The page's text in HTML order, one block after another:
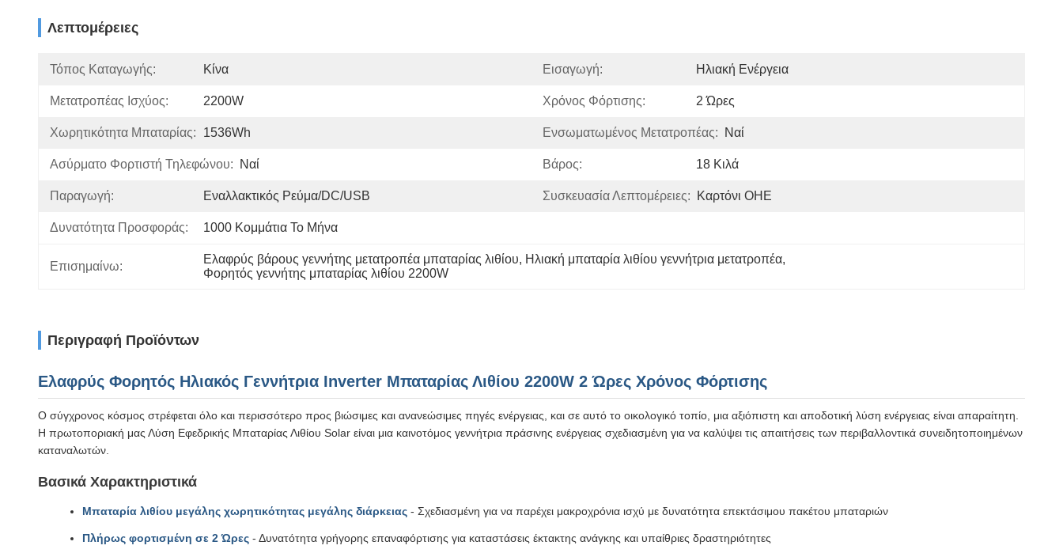
Λεπτομέρειες
Τόπος Καταγωγής: Κίνα Εισαγωγή: Ηλιακή Ενέργεια
Μετατροπέας Ισχύος: 2200W Χρόνος Φόρτισης: 2 Ώρες
Χωρητικότητα Μπαταρίας: 1536Wh Ενσωματωμένος Μετατροπέας: Ναί
Ασύρματο Φορτιστή Τηλεφώνου: Ναί Βάρος: 18 Κιλά
Παραγωγή: Εναλλακτικός Ρεύμα/DC/USB Συσκευασία Λεπτομέρειες: Καρτόνι ΟΗΕ
Δυνατότητα Προσφοράς: 1000 Κομμάτια Το Μήνα
Επισημαίνω:
Ελαφρύς βάρους γεννήτης μετατροπέα μπαταρίας λιθίου, Ηλιακή μπαταρία λιθίου γεννήτρια μετατροπέα,
Φορητός γεννήτης μπαταρίας λιθίου 2200W
Περιγραφή Προϊόντων
Ελαφρύς Φορητός Ηλιακός Γεννήτρια Inverter Μπαταρίας Λιθίου 2200W 2 Ώρες Χρόνος Φόρτισης
Ο σύγχρονος κόσμος στρέφεται όλο και περισσότερο προς βιώσιμες και ανανεώσιμες πηγές ενέργειας, και σε αυτό το οικολογικό τοπίο, μια αξιόπιστη και αποδοτική λύση ενέργειας είναι απαραίτητη.
Η πρωτοποριακή μας Λύση Εφεδρικής Μπαταρίας Λιθίου Solar είναι μια καινοτόμος γεννήτρια πράσινης ενέργειας σχεδιασμένη για να καλύψει τις απαιτήσεις των περιβαλλοντικά συνειδητοποιημένων
καταναλωτών.
Βασικά Χαρακτηριστικά
Μπαταρία λιθίου μεγάλης χωρητικότητας μεγάλης διάρκειας - Σχεδιασμένη για να παρέχει μακροχρόνια ισχύ με δυνατότητα επεκτάσιμου πακέτου μπαταριών
Πλήρως φορτισμένη σε 2 Ώρες - Δυνατότητα γρήγορης επαναφόρτισης για καταστάσεις έκτακτης ανάγκης και υπαίθριες δραστηριότητες